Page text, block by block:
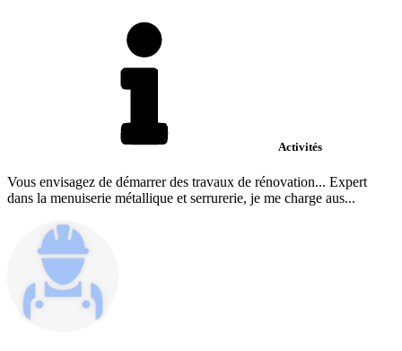
Activités
Vous envisagez de démarrer des travaux de rénovation... Expert
dans la menuiserie métallique et serrurerie, je me charge aus...